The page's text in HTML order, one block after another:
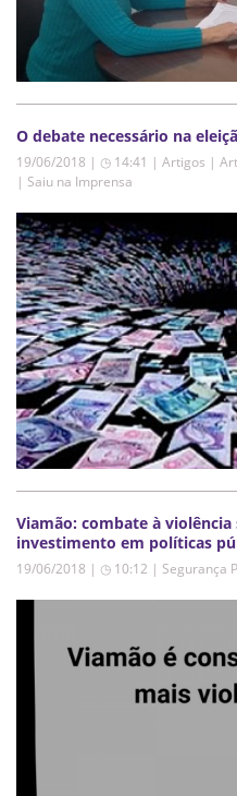
O debate necessário na
19/06/2018 | ◷ 14:41 | Artigos |
| Saiu na Imprensa
Viamão: combate à violência
investimento em políticas
19/06/2018 | ◷ 10:12 | Segurança